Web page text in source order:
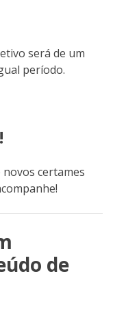
será de um
período.
certames
de